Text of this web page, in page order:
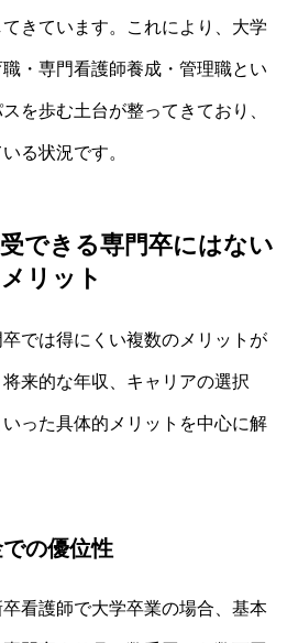
きています。これにより、大学
・専門看護師養成・管理職とい
を歩む土台が整ってきており、
る状況です。
できる専門卒にはない
メリット
では得にくい複数のメリットが
来的な年収、キャリアの選択
った具体的メリットを中心に解
の優位性
看護師で大学卒業の場合、基本